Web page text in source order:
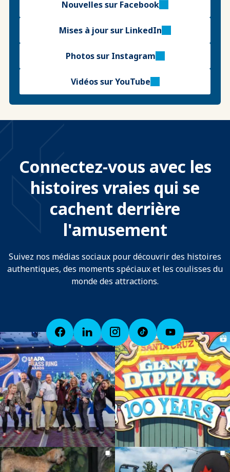
Nouvelles sur Facebook
Mises à jour sur LinkedIn
Photos sur Instagram
Vidéos sur YouTube
Connectez-vous avec les
histoires vraies qui se
cachent derrière
l'amusement
Suivez nos médias sociaux pour découvrir des histoires
authentiques, des moments spéciaux et les coulisses du
monde des attractions.